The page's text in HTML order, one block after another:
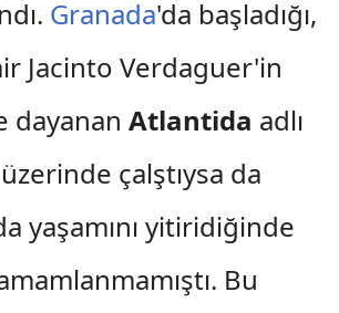
Granada'da başladığı,
Jacinto Verdaguer'in
dayanan Atlantida adlı
çalştıysa da
yaşamını yitiridiğinde
Bu